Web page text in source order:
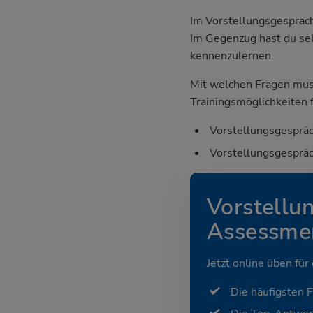
Im
Im Gegenzug hast du
kennenzulernen.
Mit welchen Fragen
Trainingsmöglichkeiten
Jetzt online üben für
Die häufigsten